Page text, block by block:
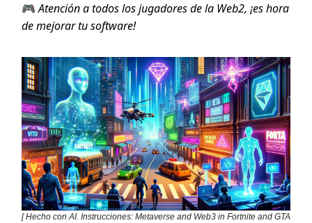
🎮Atención a todos los jugadores de la Web2, ¡es hora
de mejorar tu software!
[ Hecho con AI. Instrucciones: Metaverse and Web3 in Fortnite and GTA